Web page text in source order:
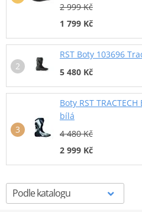
2 999 Kč
1 799 Kč
RST Boty 103696
5 480 Kč
Boty RST
bílá
4 480 Kč
2 999 Kč